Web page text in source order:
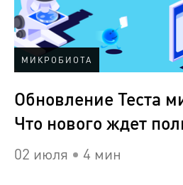
МИКРОБИОТА
Обновление Теста
Что нового ждет
02 июля 4 мин